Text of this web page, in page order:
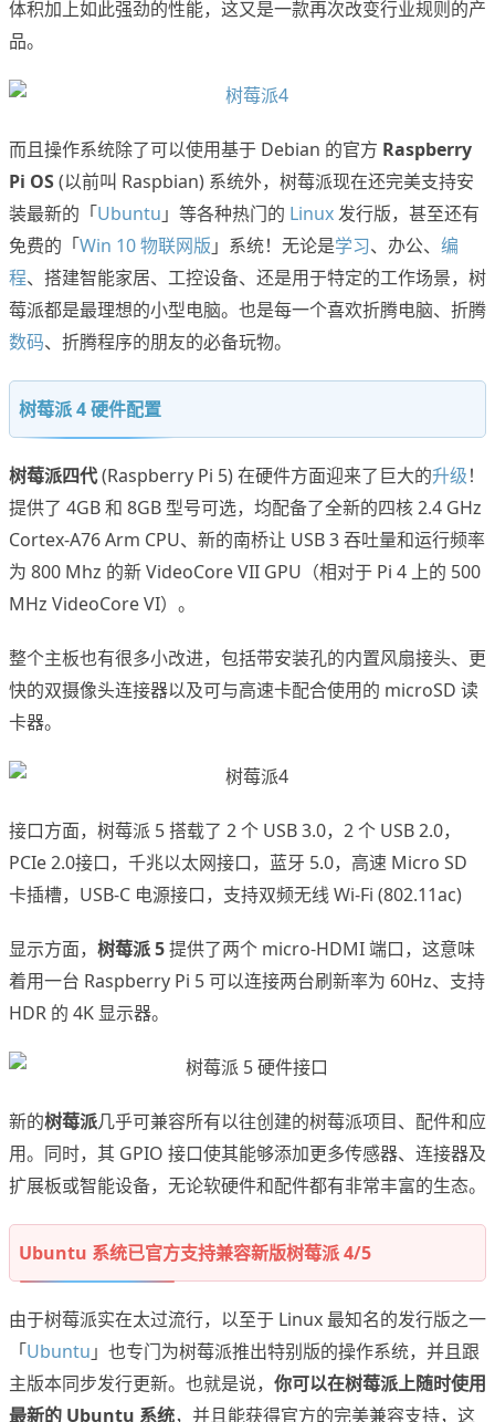
体积加上如此强劲的性能，这又是一款再次改变行业规则的产
品。
而且操作系统除了可以使用基于 Debian 的官方 Raspberry
Pi OS(以前叫 Raspbian) 系统外，树莓派现在还完美支持安
装最新的「Ubuntu 」等各种热门的 Linux发行版，甚至还有
免费的「Win 10 物联网版 」系统！无论是学习、办公、 编
程、搭建智能家居、工控设备、还是用于特定的工作场景，树
莓派都是最理想的小型电脑。也是每一个喜欢折腾电脑、折腾
数码、折腾程序的朋友的必备玩物。
树莓派 4 硬件配置
树莓派四代(Raspberry Pi 5) 在硬件方面迎来了巨大的升级！
提供了 4GB 和 8GB 型号可选，均配备了全新的四核 2.4 GHz
Cortex-A76 Arm CPU、新的南桥让 USB 3 吞吐量和运行频率
为 800 Mhz 的新 VideoCore VII GPU（相对于 Pi 4 上的 500
MHz VideoCore VI）。
整个主板也有很多小改进，包括带安装孔的内置风扇接头、更
快的双摄像头连接器以及可与高速卡配合使用的 microSD 读
卡器。
接口方面，树莓派 5 搭载了 2 个 USB 3.0，2 个 USB 2.0，
PCIe 2.0接口，千兆以太网接口，蓝牙 5.0，高速 Micro SD
卡插槽，USB-C 电源接口，支持双频无线 Wi-Fi (802.11ac)
显示方面， 树莓派 5提供了两个 micro-HDMI 端口，这意味
着用一台 Raspberry Pi 5 可以连接两台刷新率为 60Hz、支持
HDR 的 4K 显示器。
新的树莓派几乎可兼容所有以往创建的树莓派项目、配件和应
用。同时，其 GPIO 接口使其能够添加更多传感器、连接器及
扩展板或智能设备，无论软硬件和配件都有非常丰富的生态。
Ubuntu 系统已官方支持兼容新版树莓派 4/5
由于树莓派实在太过流行，以至于 Linux 最知名的发行版之一
「Ubuntu 」也专门为树莓派推出特别版的操作系统，并且跟
主版本同步发行更新。也就是说， 你可以在树莓派上随时使用
最新的 Ubuntu 系统，并且能获得官方的完美兼容支持，这